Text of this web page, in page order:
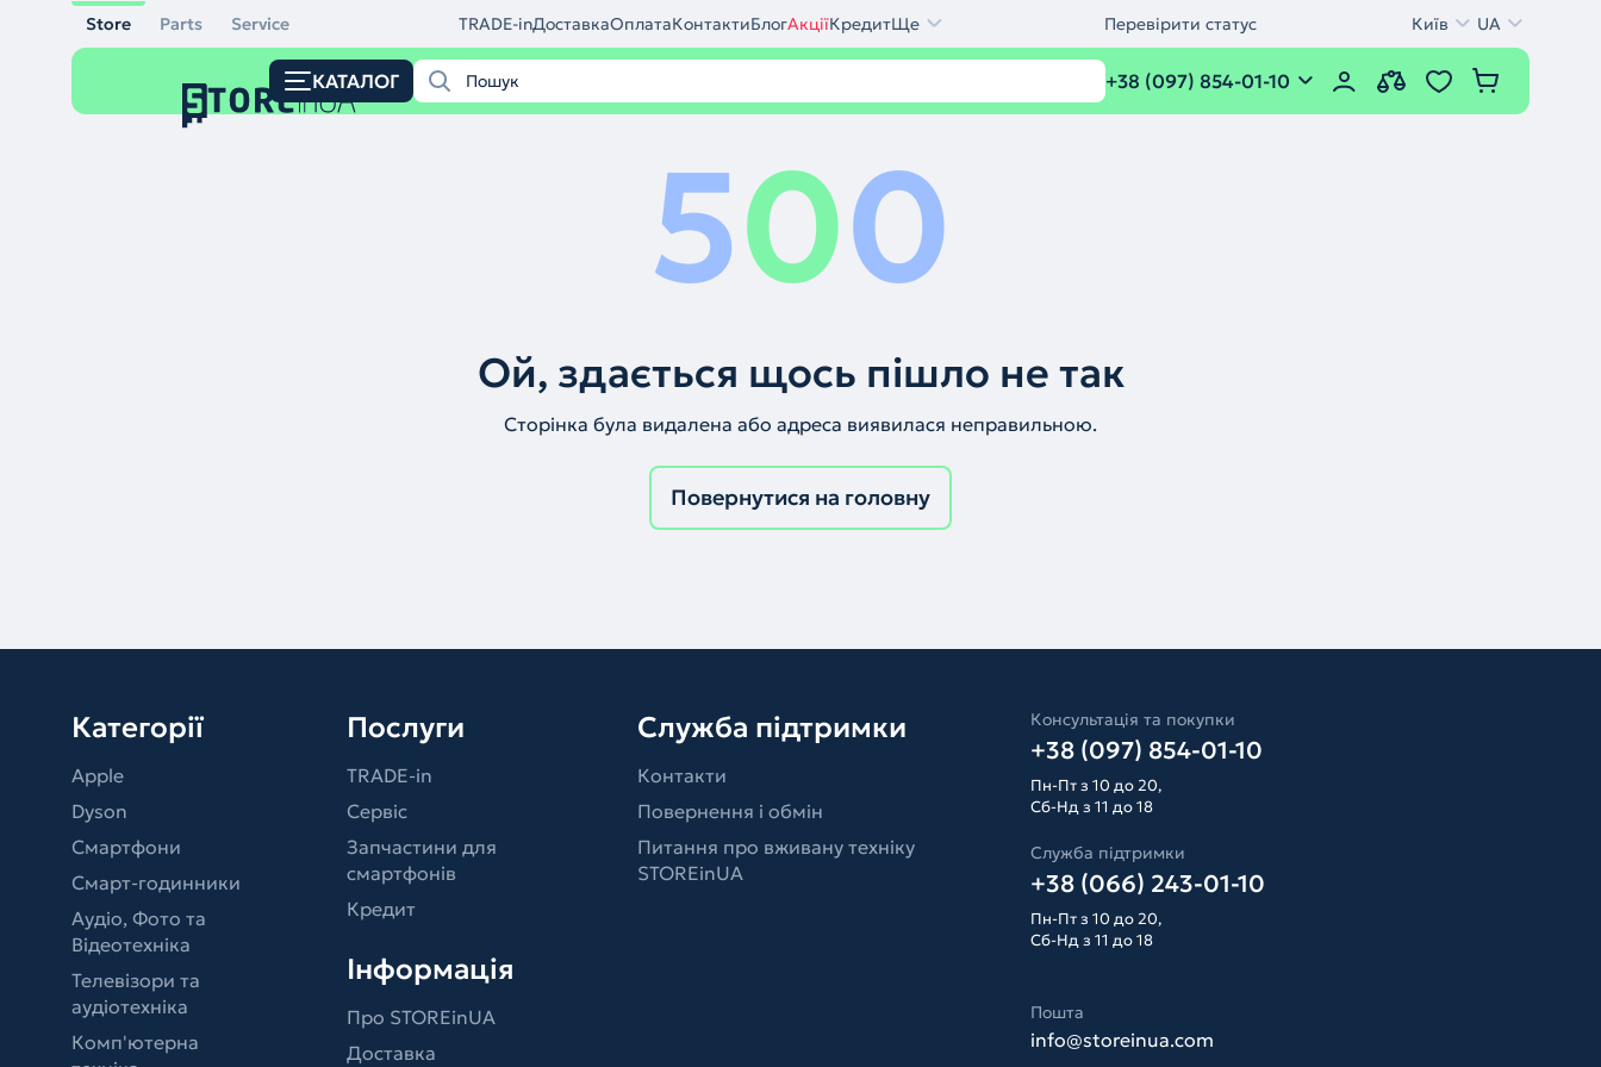
Store Parts Service TRADE-inДоставкаОплатаКонтактиБлогАкціїКредитЩе Перевірити статус Київ UA
КАТАЛОГ +38 (097) 854-01-10
500
Ой, здається щось пішло не так
Сторінка була видалена або адреса виявилася неправильною.
Повернутися на головну
Категорії
Apple
Dyson
Смартфони
Смарт-годинники
Аудіо, Фото та
Відеотехніка
Телевізори та
аудіотехніка
Комп'ютерна
Послуги
TRADE-in
Сервіс
Запчастини для
смартфонів
Кредит
Інформація
Про STOREinUA
Доставка
Служба підтримки
Контакти
Повернення і обмін
Питання про вживану техніку
STOREinUA
Консультація та покупки
+38 (097) 854-01-10
Пн-Пт з 10 до 20,
Сб-Нд з 11 до 18
Служба підтримки
+38 (066) 243-01-10
Пн-Пт з 10 до 20,
Сб-Нд з 11 до 18
Пошта
info@storeinua.com